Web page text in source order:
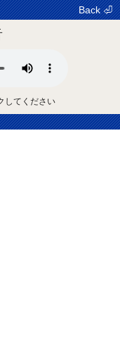
Back ⏎
してください